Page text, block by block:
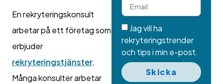
En rekryteringskonsult
arbetar på ett företag som
erbjuder
rekryteringstjänster.
Många konsulter arbetar
Jag vill ha
rekryteringstrender
och tips i min e-post.
Skicka